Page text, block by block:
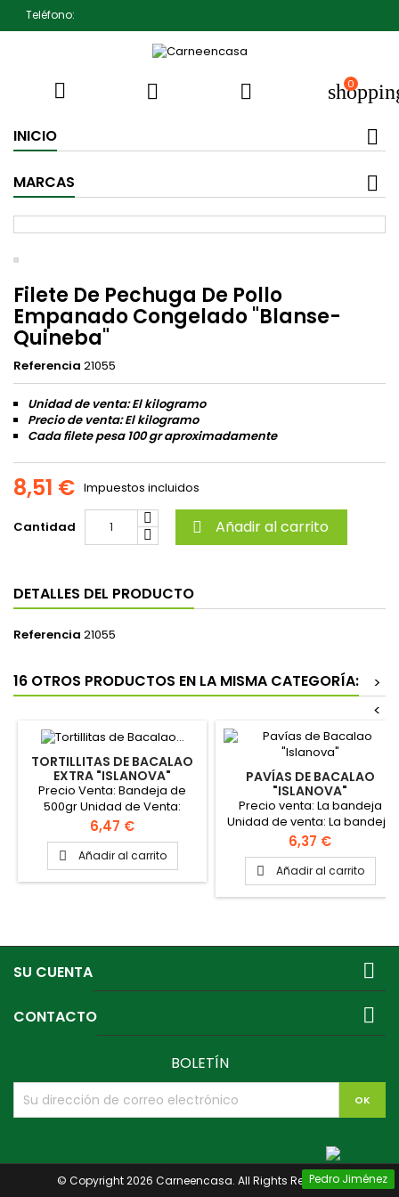
Teléfono:
   0
INICIO
MARCAS
Filete De Pechuga De Pollo
Empanado Congelado "Blanse-
Quineba"
Referencia 21055
Unidad de venta: El kilogramo
Precio de venta: El kilogramo
Cada filete pesa 100 gr aproximadamente
8,51 € Impuestos incluidos
Cantidad  Añadir al carrito
DETALLES DEL PRODUCTO
Referencia 21055
16 OTROS PRODUCTOS EN LA MISMA CATEGORÍA:
>
<
TORTILLITAS DE BACALAO
EXTRA "ISLANOVA"
Precio Venta: Bandeja de
500gr Unidad de Venta:
Bandeja de 500gr. Caja de 6
bandejas de 500gr Peso de
la Caja: 3 kg
Precio
6,47 €
 Añadir al carrito
PAVÍAS DE BACALAO
"ISLANOVA"
Precio venta: La bandeja
Unidad de venta: La bandeja
La caja contiene 6 bandejas
de 500gr Cada bandeja
contiene unas 12 pavías
PINCHAR AQUI PARA VER
VIDEO PAVIAS
Precio
6,37 €
 Añadir al carrito
SU CUENTA 
CONTACTO 
Pedro Jiménez
BOLETÍN
© Copyright 2026 Carneencasa. All Rights Reserved.